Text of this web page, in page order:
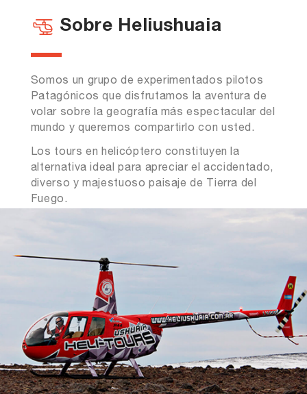
Sobre Heliushuaia
Somos un grupo de experimentados pilotos
Patagónicos que disfrutamos la aventura de
volar sobre la geografía más espectacular del
mundo y queremos compartirlo con usted.
Los tours en helicóptero constituyen la
alternativa ideal para apreciar el accidentado,
diverso y majestuoso paisaje de Tierra del
Fuego.